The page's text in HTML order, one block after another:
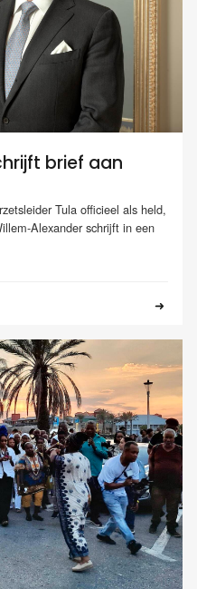
brief aan
Tula officieel als held,
Alexander schrijft in een